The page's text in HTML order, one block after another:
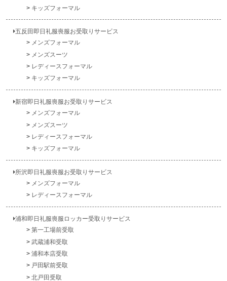
キッズフォーマル
五反田即日礼服喪服お受取りサービス
メンズフォーマル
メンズスーツ
レディースフォーマル
キッズフォーマル
新宿即日礼服喪服お受取りサービス
メンズフォーマル
メンズスーツ
レディースフォーマル
キッズフォーマル
所沢即日礼服喪服お受取りサービス
メンズフォーマル
レディースフォーマル
浦和即日礼服喪服ロッカー受取りサービス
第一工場前受取
武蔵浦和受取
浦和本店受取
戸田駅前受取
北戸田受取